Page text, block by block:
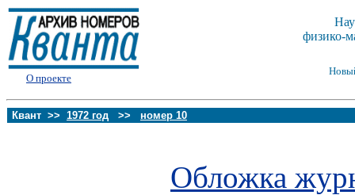
О проекте
физико-
Квант >> 1972 год >> номер 10
Обложка